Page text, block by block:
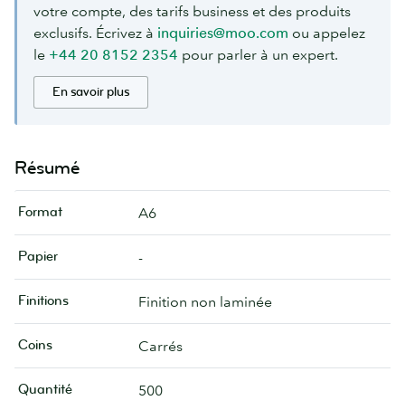
votre compte, des tarifs business et des produits
exclusifs. Écrivez à inquiries@moo.com ou appelez
le +44 20 8152 2354 pour parler à un expert.
En savoir plus
Résumé
Format A6
Papier -
Finitions Finition non laminée
Coins Carrés
Quantité 500